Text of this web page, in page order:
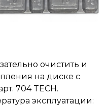
очистить и
на диске с
704 TECH.
эксплуатации: